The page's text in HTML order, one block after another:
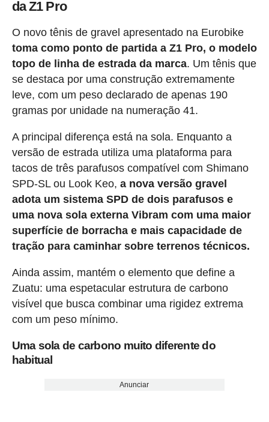
da Z1 Pro
O novo tênis de gravel apresentado na Eurobike
toma como ponto de partida a Z1 Pro, o modelo
topo de linha de estrada da marca. Um tênis que
se destaca por uma construção extremamente
leve, com um peso declarado de apenas 190
gramas por unidade na numeração 41.
A principal diferença está na sola. Enquanto a
versão de estrada utiliza uma plataforma para
tacos de três parafusos compatível com Shimano
SPD-SL ou Look Keo, a nova versão gravel
adota um sistema SPD de dois parafusos e
uma nova sola externa Vibram com uma maior
superfície de borracha e mais capacidade de
tração para caminhar sobre terrenos técnicos.
Ainda assim, mantém o elemento que define a
Zuatu: uma espetacular estrutura de carbono
visível que busca combinar uma rigidez extrema
com um peso mínimo.
Uma sola de carbono muito diferente do
habitual
Anunciar